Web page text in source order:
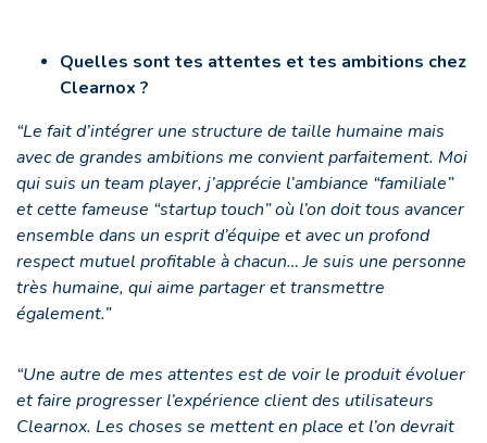
Quelles sont tes attentes et tes ambitions chez
Clearnox ?
“Le fait d’intégrer une structure de taille humaine mais
avec de grandes ambitions me convient parfaitement. Moi
qui suis un team player, j’apprécie l’ambiance “familiale”
et cette fameuse “startup touch” où l’on doit tous avancer
ensemble dans un esprit d’équipe et avec un profond
respect mutuel profitable à chacun… Je suis une personne
très humaine, qui aime partager et transmettre
également.”
“Une autre de mes attentes est de voir le produit évoluer
et faire progresser l’expérience client des utilisateurs
Clearnox. Les choses se mettent en place et l’on devrait